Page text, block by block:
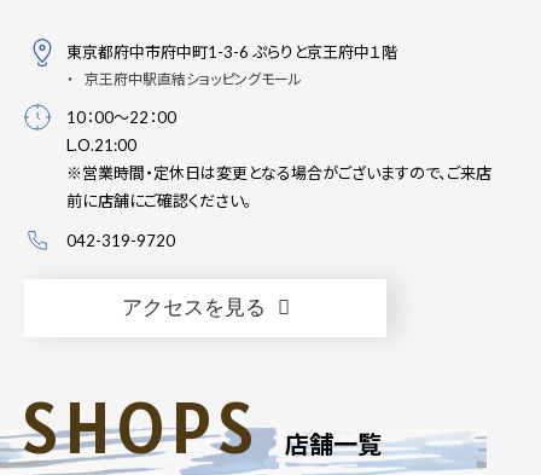
東京都府中市府中町1-3-6 ぷらりと京王府中１階
京王府中駅直結ショッピングモール
10：00～22：00
L.O.21:00
※営業時間・定休日は変更となる場合がございますので、ご来店
前に店舗にご確認ください。
042-319-9720
アクセスを見る
SHOPS 店舗一覧